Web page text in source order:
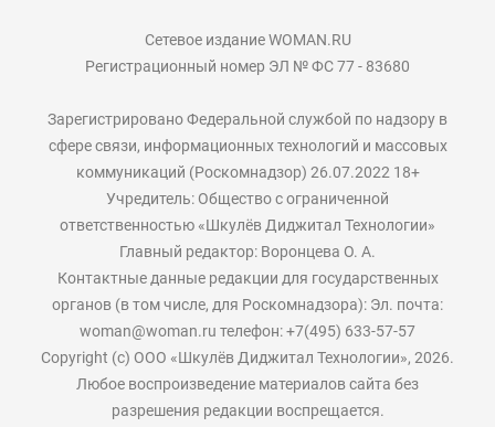
Сетевое издание WOMAN.RU
Регистрационный номер ЭЛ № ФС 77 - 83680
Зарегистрировано Федеральной службой по надзору в
сфере связи, информационных технологий и массовых
коммуникаций (Роскомнадзор) 26.07.2022 18+
Учредитель: Общество с ограниченной
ответственностью «Шкулёв Диджитал Технологии»
Главный редактор: Воронцева О. А.
Контактные данные редакции для государственных
органов (в том числе, для Роскомнадзора): Эл. почта:
woman@woman.ru телефон: +7(495) 633-57-57
Copyright (с) ООО «Шкулёв Диджитал Технологии», 2026.
Любое воспроизведение материалов сайта без
разрешения редакции воспрещается.